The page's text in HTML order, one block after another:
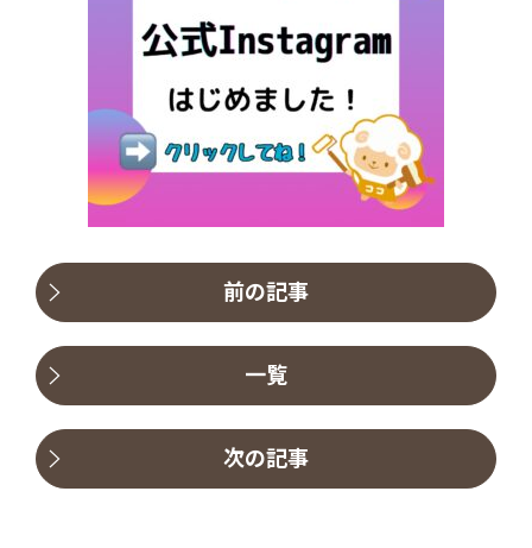
前の記事
一覧
次の記事